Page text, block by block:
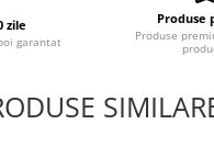
zile
garantat
Produse
Produse